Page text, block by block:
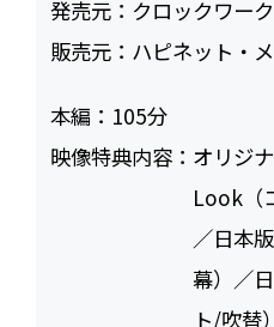
発売元： クロックワー
販売元： ハピネット・
本編： 105
映像特典内容： オリジ
Look（
／日本
幕）／
ト/吹替